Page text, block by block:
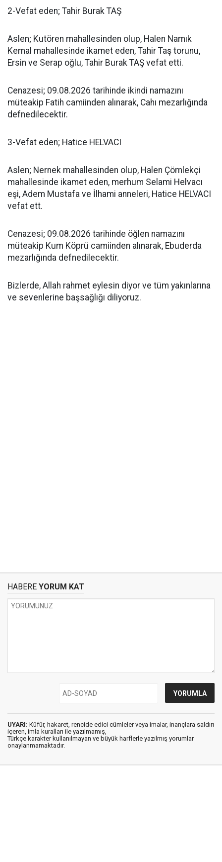
2-Vefat eden; Tahir Burak TAŞ
Aslen; Kutören mahallesinden olup, Halen Namık
Kemal mahallesinde ikamet eden, Tahir Taş torunu,
Ersin ve Serap oğlu, Tahir Burak TAŞ vefat etti.
Cenazesi; 09.08.2026 tarihinde ikindi namazını
müteakip Fatih camiinden alınarak, Cahı mezarlığında
defnedilecektir.
3-Vefat eden; Hatice HELVACI
Aslen; Nernek mahallesinden olup, Halen Çömlekçi
mahallesinde ikamet eden, merhum Selami Helvacı
eşi, Adem Mustafa ve İlhami anneleri, Hatice HELVACI
vefat ett.
Cenazesi; 09.08.2026 tarihinde öğlen namazını
müteakip Kum Köprü camiinden alınarak, Ebuderda
mezarlığında defnedilecektir.
Bizlerde, Allah rahmet eylesin diyor ve tüm yakınlarına
ve sevenlerine başsağlığı diliyoruz.
HABERE YORUM KAT
UYARI: Küfür, hakaret, rencide edici cümleler veya imalar, inançlara saldırı
içeren, imla kuralları ile yazılmamış,
Türkçe karakter kullanılmayan ve büyük harflerle yazılmış yorumlar
onaylanmamaktadır.